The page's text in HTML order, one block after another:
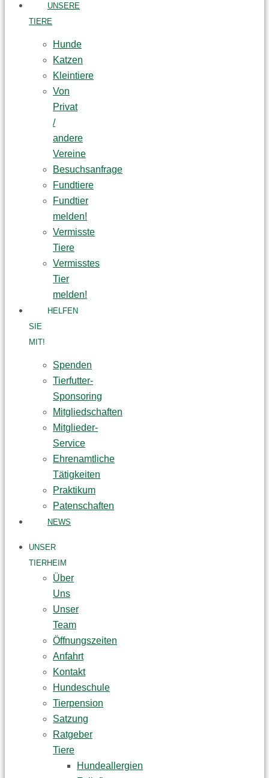
UNSERE
TIERE
Hunde
Katzen
Kleintiere
Von
Privat
/
andere
Vereine
Besuchsanfrage
Fundtiere
Fundtier
melden!
Vermisste
Tiere
Vermisstes
Tier
melden!
HELFEN
SIE
MIT!
Spenden
Tierfutter-
Sponsoring
Mitgliedschaften
Mitglieder-
Service
Ehrenamtliche
Tätigkeiten
Praktikum
Patenschaften
NEWS
UNSER
TIERHEIM
Über
Uns
Unser
Team
Öffnungszeiten
Anfahrt
Kontakt
Hundeschule
Tierpension
Satzung
Ratgeber
Tiere
Hundeallergien